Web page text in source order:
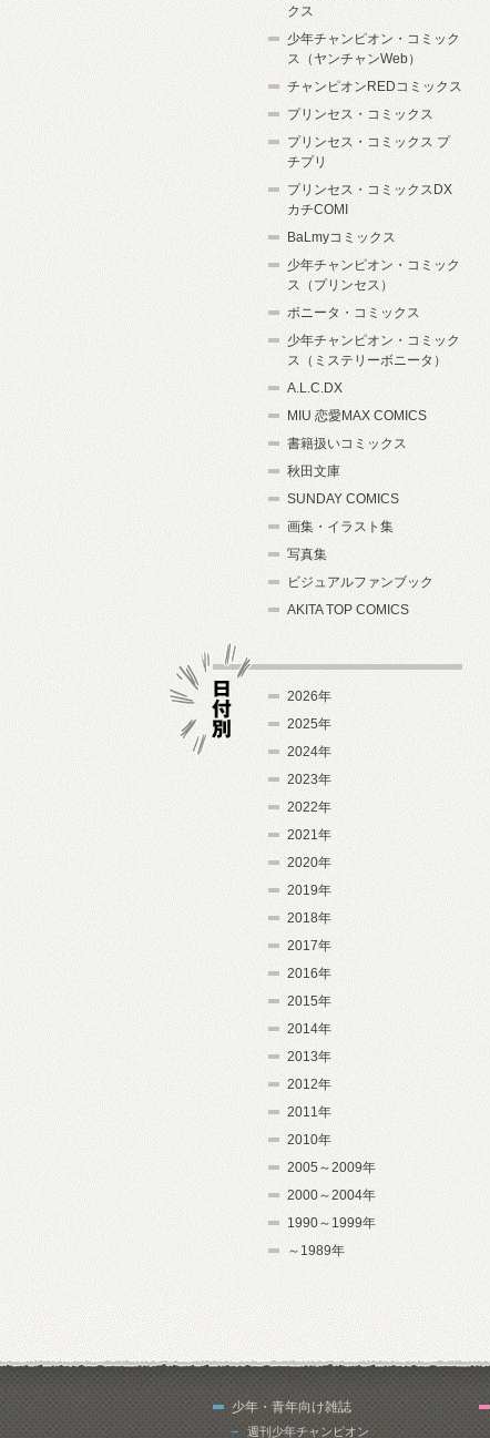
クス
少年チャンピオン・コミック
ス（ヤンチャンWeb）
チャンピオンREDコミックス
プリンセス・コミックス
プリンセス・コミックス プ
チプリ
プリンセス・コミックスDX
カチCOMI
BaLmyコミックス
少年チャンピオン・コミック
ス（プリンセス）
ボニータ・コミックス
少年チャンピオン・コミック
ス（ミステリーボニータ）
A.L.C.DX
MIU 恋愛MAX COMICS
書籍扱いコミックス
秋田文庫
SUNDAY COMICS
画集・イラスト集
写真集
ビジュアルファンブック
AKITA TOP COMICS
2026年
2025年
2024年
2023年
2022年
2021年
2020年
2019年
2018年
2017年
2016年
2015年
2014年
2013年
2012年
2011年
2010年
2005～2009年
2000～2004年
1990～1999年
～1989年
少年・青年向け雑誌
週刊少年チャンピオン